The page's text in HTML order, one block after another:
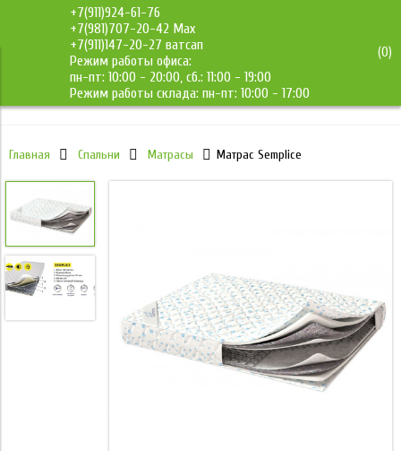
+7(911)924-61-76
+7(981)707-20-42 Max
+7(911)147-20-27 ватсап
Режим работы офиса:
пн-пт: 10:00 - 20:00, сб.: 11:00 - 19:00
Режим работы склада: пн-пт: 10:00 - 17:00
(0)
ДМС-Мебель
Главная Спальни Матрасы Матрас Semplice